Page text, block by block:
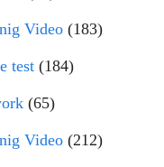
Video (183)
test (184)
(65)
Video (212)